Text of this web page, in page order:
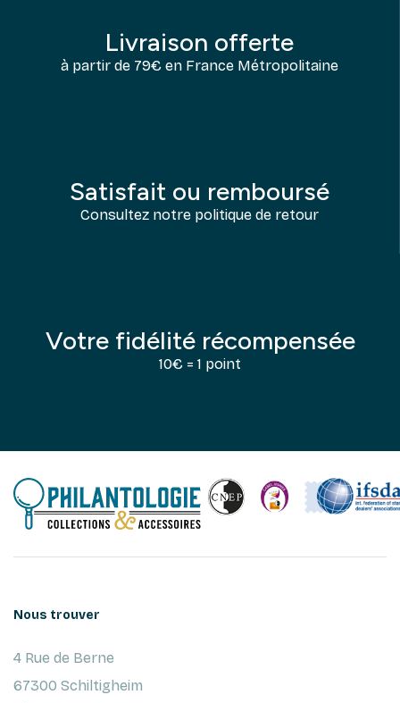
Livraison offerte
à partir de 79€ en France Métropolitaine
Satisfait ou remboursé
Consultez notre politique de retour
Votre fidélité récompensée
10€ = 1 point
Nous trouver
4 Rue de Berne
67300 Schiltigheim